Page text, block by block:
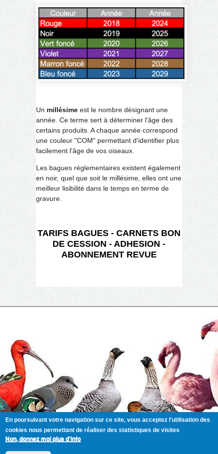
Un millésime est le nombre désignant une
année. Ce terme sert à déterminer l'âge des
certains produits. A chaque année correspond
une couleur "COM" permettant d'identifier plus
facilement l'âge de vos oiseaux.
Les bagues réglementaires existent également
en noir, quel que soit le millésime, elles ont une
meilleur lisibilité dans le temps en terme de
gravure.
TARIFS BAGUES - CARNETS BON
DE CESSION - ADHESION -
ABONNEMENT REVUE
En poursuivant votre navigation sur ce site, vous acceptez l'utilisation des
cookies nous permettant de réaliser des statistiques de visites
Non, donnez moi plus d'info